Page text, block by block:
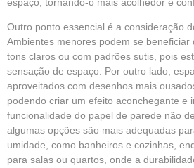
Outro ponto essencial é a consideração
Ambientes menores podem se beneficiar
tons claros ou com padrões sutis, pois
sensação de espaço. Por outro lado,
aproveitados com desenhos mais
podendo criar um efeito aconchegante e
funcionalidade do papel de parede não
algumas opções são mais adequadas
umidade, como banheiros e cozinhas,
para salas ou quartos, onde a